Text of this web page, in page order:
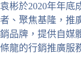
合
條
件
的
袁彬於2020年年底
者、聚焦基隆，推
銷品牌，提供自媒
條龍的行銷推廣服